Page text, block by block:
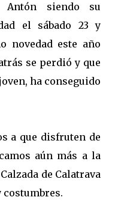
Antón siendo su
el sábado 23 y
novedad este año
se perdió y que
ha conseguido
a que disfruten de
aún más a la
de Calatrava